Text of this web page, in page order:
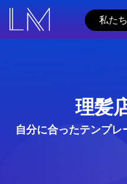
私た
理髪
自分に合ったテンプレ